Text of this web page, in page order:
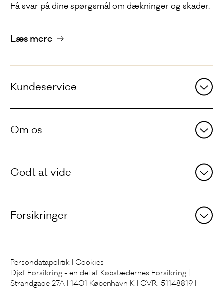
Få svar på dine spørgsmål om dækninger og skader.
Læs mere
sider
Kundeservice
Om os
Godt at vide
Forsikringer
Persondatapolitik
Cookies
Djøf Forsikring - en del af Købstædernes Forsikring |
Strandgade 27A | 1401 København K | CVR: 51148819 |